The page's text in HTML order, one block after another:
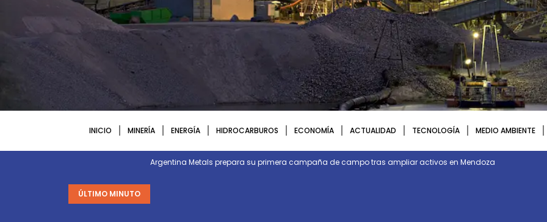
INICIO MINERÍA ENERGÍA HIDROCARBUROS ECONOMÍA ACTUALIDAD TECNOLOGÍA MEDIO AMBIENTE
ÚLTIMO MINUTO
Argentina Metals prepara su primera campaña de campo tras ampliar activos en Mendoza